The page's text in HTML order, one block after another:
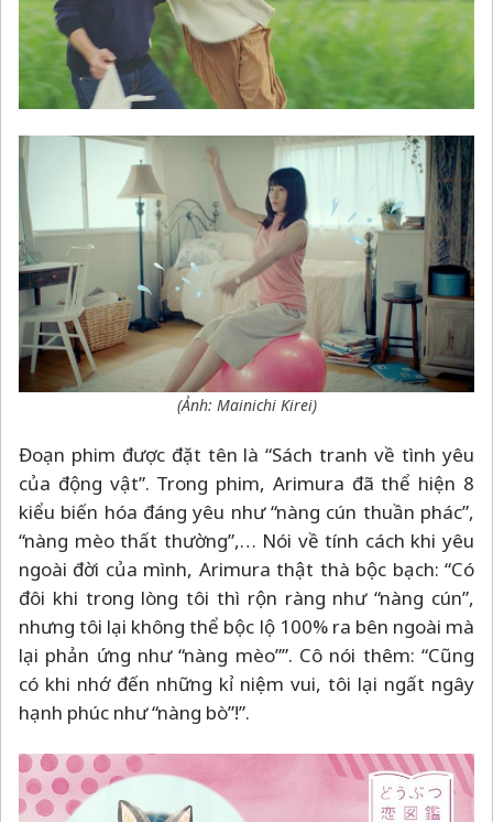
(Ảnh: Mainichi Kirei)
Đoạn phim được đặt tên là “Sách tranh về tình yêu
của động vật”. Trong phim, Arimura đã thể hiện 8
kiểu biến hóa đáng yêu như “nàng cún thuần phác”,
“nàng mèo thất thường”,… Nói về tính cách khi yêu
ngoài đời của mình, Arimura thật thà bộc bạch: “Có
đôi khi trong lòng tôi thì rộn ràng như “nàng cún”,
nhưng tôi lại không thể bộc lộ 100% ra bên ngoài mà
lại phản ứng như “nàng mèo””. Cô nói thêm: “Cũng
có khi nhớ đến những kỉ niệm vui, tôi lại ngất ngây
hạnh phúc như “nàng bò”!”.